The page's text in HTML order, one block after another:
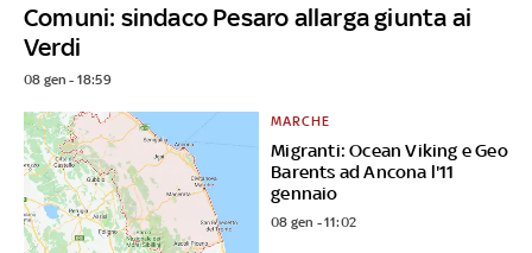
Comuni: sindaco Pesaro allarga giunta ai
Verdi
08 gen - 18:59
Migranti: Ocean Viking e Geo
Barents ad Ancona l'11
gennaio
MARCHE
08 gen - 11:02